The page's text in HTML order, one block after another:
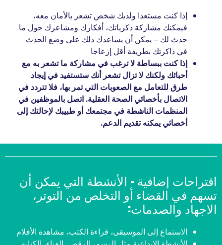
إذا كنت مستعدا ولديك شخص تشعر بالأمان معه،
فيمكنك مشاركة ذكرياتك، أفكارك ومشاعرك حول ما
حدث لك – يمكن أن يساعدك ذلك على وضع الحدث
في ذاكرتك بطريقة أقل إزعاجا
إذا كنت ببساطة لا ترغب في مشاركة ما تشعر به مع
أحبائك ولكنك لا تزال تشعر أنك ستستفيد في إيجاد
طرق للتعامل مع الصعوبات التي تمر بها، فلا تتردد في
الاتصال بأخصائي الصحة العقلية. اتصل بالموظفين في
المنظمات الناشطة في مجتمعك أو طبيبك لإحالتك إلى
أخصائي يمكنه تقديم الدعم.
اقتراحات إضافية - الأنشطة التي يمكن أن
تسهم في القضاء أو التخلص من التوتر،
الاجهاد والصدمات:
الاستماع إلى الموسيقى، قراءة الكتب، مشاهدة الأفلام